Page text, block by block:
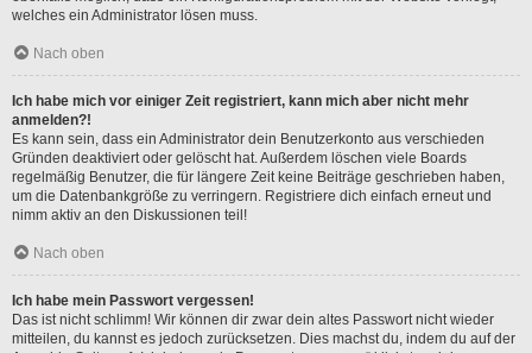
welches ein Administrator lösen muss.
Nach oben
Ich habe mich vor einiger Zeit registriert, kann mich aber nicht mehr
anmelden?!
Es kann sein, dass ein Administrator dein Benutzerkonto aus verschieden
Gründen deaktiviert oder gelöscht hat. Außerdem löschen viele Boards
regelmäßig Benutzer, die für längere Zeit keine Beiträge geschrieben haben,
um die Datenbankgröße zu verringern. Registriere dich einfach erneut und
nimm aktiv an den Diskussionen teil!
Nach oben
Ich habe mein Passwort vergessen!
Das ist nicht schlimm! Wir können dir zwar dein altes Passwort nicht wieder
mitteilen, du kannst es jedoch zurücksetzen. Dies machst du, indem du auf der